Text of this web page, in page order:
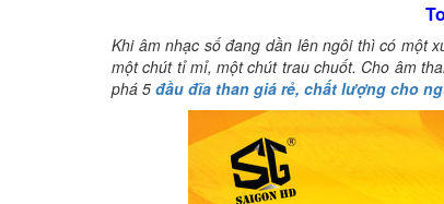
Khi âm nhạc số đang dần lên ngôi thì có một
một chút tỉ mỉ, một chút trau chuốt. Cho âm
phá 5 đầu đĩa than giá rẻ, chất lượng cho